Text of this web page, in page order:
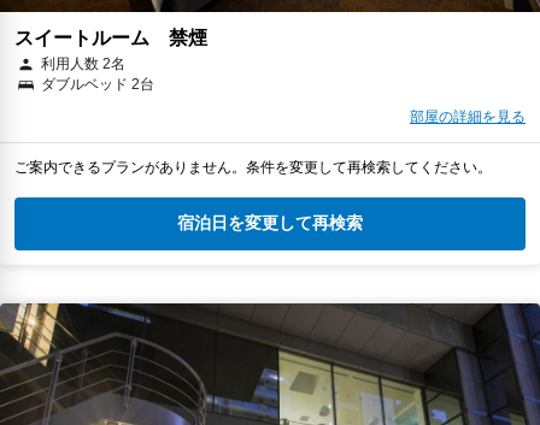
スイートルーム 禁煙
利用人数 2名
ダブルベッド 2台
部屋の詳細を見る
ご案内できるプランがありません。条件を変更して再検索してください。
宿泊日を変更して再検索